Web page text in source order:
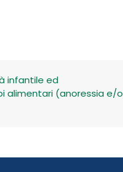
infantile ed
alimentari (anoressia e/o